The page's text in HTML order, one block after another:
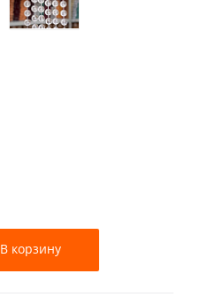
В корзину